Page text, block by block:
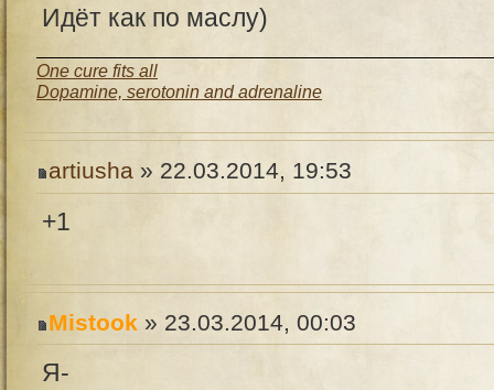
Идёт как по маслу)
One cure fits all
Dopamine, serotonin and adrenaline
artiusha » 22.03.2014, 19:53
+1
Mistook » 23.03.2014, 00:03
Я-